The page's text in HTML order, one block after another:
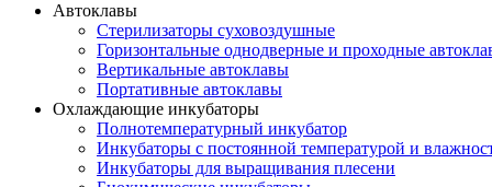
Автоклавы
Стерилизаторы суховоздушные
Горизонтальные однодверные и проходные
Вертикальные автоклавы
Портативные автоклавы
Охлаждающие инкубаторы
Полнотемпературный инкубатор
Инкубаторы с постоянной температурой и
Инкубаторы для выращивания плесени